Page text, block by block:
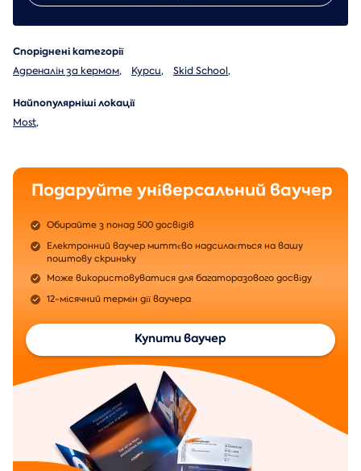
Споріднені категорії
Адреналін за кермом, Курси, Skid School,
Найпопулярніші локації
Most,
Подаруйте універсальний ваучер
Обирайте з понад 500 досвідів
Електронний ваучер миттєво надсилається на вашу
поштову скриньку
Може використовуватися для багаторазового досвіду
12-місячний термін дії ваучера
Купити ваучер